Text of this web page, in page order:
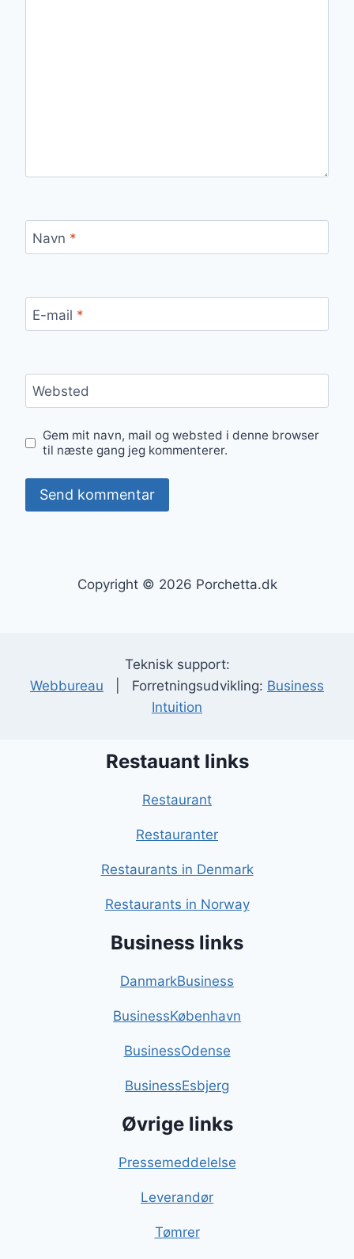
Navn *
E-mail *
Websted
Gem mit navn, mail og websted i denne browser
til næste gang jeg kommenterer.
Copyright © 2026 Porchetta.dk
Teknisk support:
Webbureau | Forretningsudvikling: Business
Intuition
Restauant links
Restaurant
Restauranter
Restaurants in Denmark
Restaurants in Norway
Business links
DanmarkBusiness
BusinessKøbenhavn
BusinessOdense
BusinessEsbjerg
Øvrige links
Pressemeddelelse
Leverandør
Tømrer